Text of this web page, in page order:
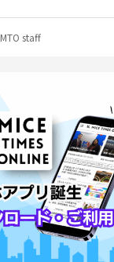
MTO staff